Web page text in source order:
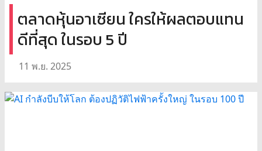
ตลาดหุ้นอาเซียน ใครให้ผลตอบแทน
ดีที่สุด ในรอบ 5 ปี
11 พ.ย. 2025